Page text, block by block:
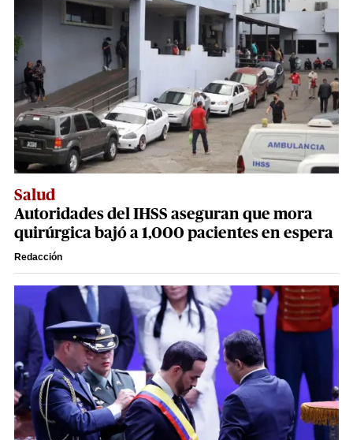
Salud
Autoridades del IHSS aseguran que mora
quirúrgica bajó a 1,000 pacientes en espera
Redacción